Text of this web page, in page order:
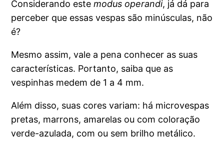
Considerando estemodus operandi, já dá para
perceber que essas vespas são minúsculas, não
é?
Mesmo assim, vale a pena conhecer as suas
características. Portanto, saiba que as
vespinhas medem de 1 a 4 mm.
Além disso, suas cores variam: há microvespas
pretas, marrons, amarelas ou com coloração
verde-azulada, com ou sem brilho metálico.